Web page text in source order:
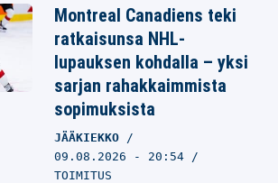
Montreal Canadiens teki
ratkaisunsa NHL-
lupauksen kohdalla – yksi
sarjan rahakkaimmista
sopimuksista
JÄÄKIEKKO
09.08.2026 - 20:54
TOIMITUS